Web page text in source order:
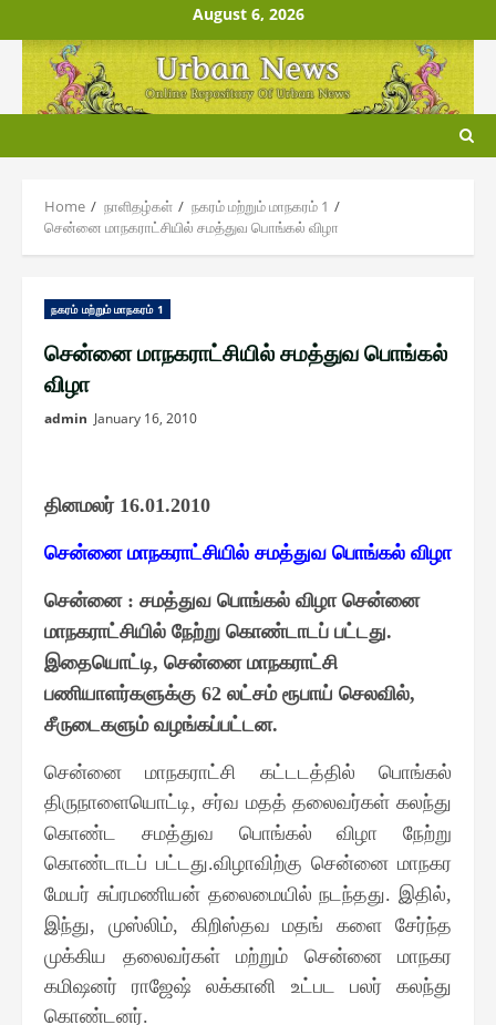
to
content
August 6, 2026
Home நாளிதழ்௧ள்
ந௧ரம் மற்றும் மாந௧ரம் 1
சென்னை மாநகராட்சியில் சமத்துவ பொங்கல் விழா
ந௧ரம் மற்றும் மாந௧ரம் 1
சென்னை மாநகராட்சியில் சமத்துவ பொங்கல்
விழா
admin January 16, 2010
தினமலர்16.01.2010
சென்னை மாநகராட்சியில் சமத்துவ பொங்கல் விழா
சென்னை : சமத்துவ பொங்கல் விழா சென்னை
மாநகராட்சியில் நேற்று கொண்டாடப் பட்டது.
இதையொட்டி, சென்னை மாநகராட்சி
பணியாளர்களுக்கு 62 லட்சம் ரூபாய் செலவில்,
சீருடைகளும் வழங்கப்பட்டன.
சென்னை மாநகராட்சி கட்டடத்தில் பொங்கல்
திருநாளையொட்டி, சர்வ மதத் தலைவர்கள் கலந்து
கொண்ட சமத்துவ பொங்கல் விழா நேற்று
கொண்டாடப் பட்டது.விழாவிற்கு சென்னை மாநகர
மேயர் சுப்ரமணியன் தலைமையில் நடந்தது. இதில்,
இந்து, முஸ்லிம், கிறிஸ்தவ மதங் களை சேர்ந்த
முக்கிய தலைவர்கள் மற்றும் சென்னை மாநகர
கமிஷனர் ராஜேஷ் லக்கானி உட்பட பலர் கலந்து
கொண்டனர்.